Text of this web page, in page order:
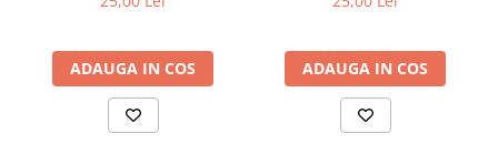
ADAUGA IN COS ADAUGA IN COS